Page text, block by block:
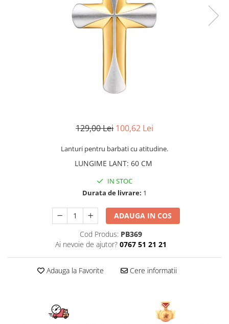
129,00 Lei 100,62 Lei
Lanturi pentru barbati cu atitudine.
LUNGIME LANT: 60 CM
IN STOC
Durata de livrare: 1
ADAUGA IN COS
Cod Produs: PB369
Ai nevoie de ajutor? 0767 51 21 21
Adauga la Favorite Cere informatii